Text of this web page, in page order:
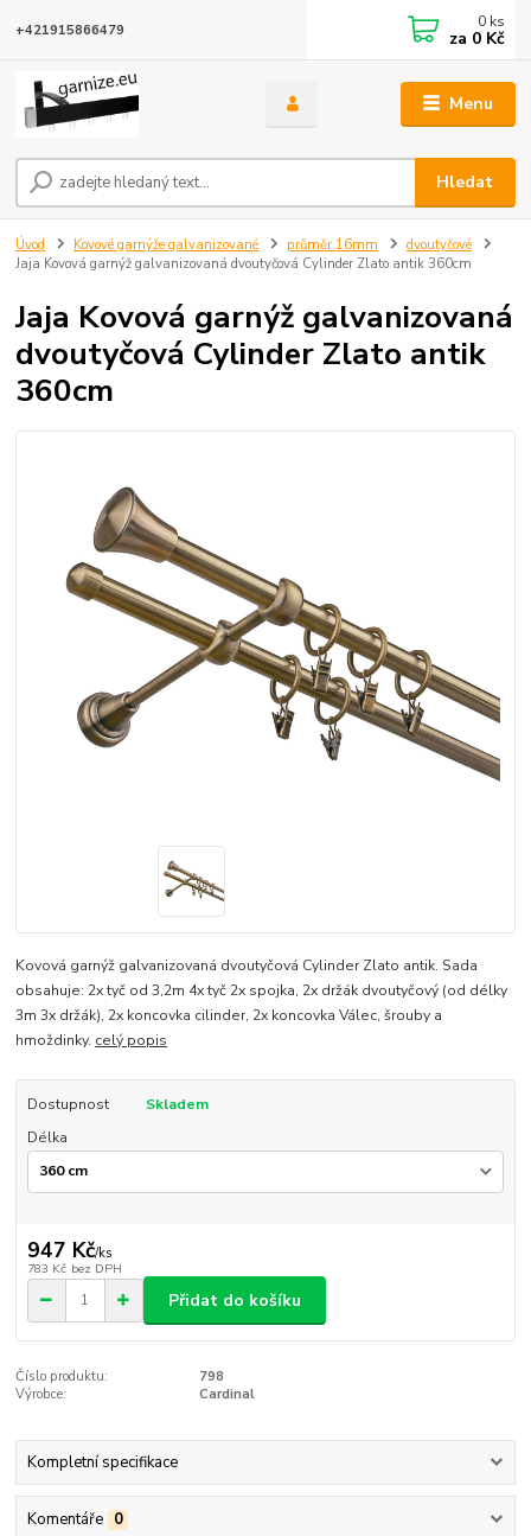
Menu
Hledat
+421915866479 0 ks
za 0 Kč
Úvod Kovové garnýže galvanizované průměr 16mm
dvoutyčové
Jaja Kovová garnýž galvanizovaná dvoutyčová Cylinder Zlato antik 360cm
Jaja Kovová garnýž galvanizovaná
dvoutyčová Cylinder Zlato antik
360cm
Kovová garnýž galvanizovaná dvoutyčová Cylinder Zlato antik. Sada
obsahuje: 2x tyč od 3,2m 4x tyč 2x spojka, 2x držák dvoutyčový (od délky
3m 3x držák), 2x koncovka cilinder, 2x koncovka Válec, šrouby a
hmoždinky. celý popis
Dostupnost
Skladem
Délka
947 Kč/ks
783 Kč bez DPH
Přidat do košíku
Číslo produktu:
798
Výrobce:
Cardinal
Kompletní specifikace
Komentáře 0